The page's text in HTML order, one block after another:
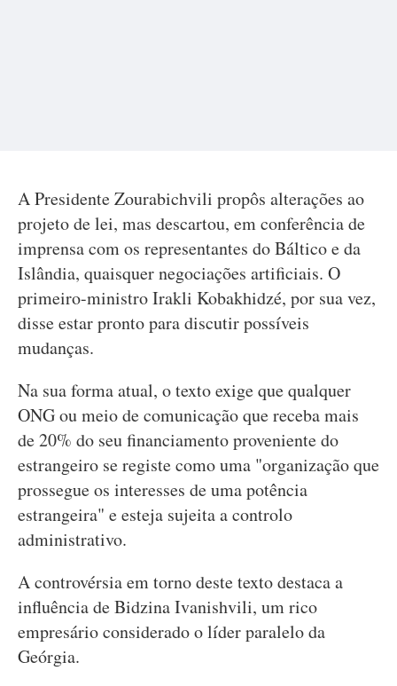
A Presidente Zourabichvili propôs alterações ao
projeto de lei, mas descartou, em conferência de
imprensa com os representantes do Báltico e da
Islândia, quaisquer negociações artificiais. O
primeiro-ministro Irakli Kobakhidzé, por sua vez,
disse estar pronto para discutir possíveis
mudanças.
Na sua forma atual, o texto exige que qualquer
ONG ou meio de comunicação que receba mais
de 20% do seu financiamento proveniente do
estrangeiro se registe como uma "organização que
prossegue os interesses de uma potência
estrangeira" e esteja sujeita a controlo
administrativo.
A controvérsia em torno deste texto destaca a
influência de Bidzina Ivanishvili, um rico
empresário considerado o líder paralelo da
Geórgia.